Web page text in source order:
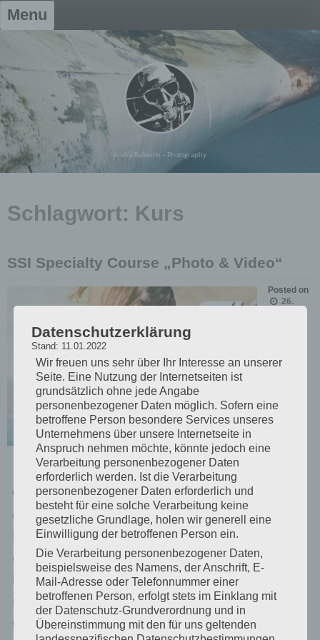
Skip
Menu
André Ballentin – Photography
Schlagwort: Kurs
SSI Specialty Course „Photo & Video“
Posted on
26.
SSI
&
Video
Progr
vermittelt das notwendige Wissen und die
erforderlichen Fertigkeiten, um mit einer
Unterwasserkamera zu tauchen und diese
ordnungsgemäß zu verwenden, pflegen und zu
lagern. Wir wollen Dir helfen, Deine
unglaublichen Unterwassererlebnisse
erfolgreich einzufangen. Du erhältst die SSI…
Datenschutzerklärung
Stand: 11.01.2022
Wir freuen uns sehr über Ihr Interesse an unserer
Seite. Eine Nutzung der Internetseiten ist
grundsätzlich ohne jede Angabe
personenbezogener Daten möglich. Sofern eine
betroffene Person besondere Services unseres
Unternehmens über unsere Internetseite in
Anspruch nehmen möchte, könnte jedoch eine
Verarbeitung personenbezogener Daten
erforderlich werden. Ist die Verarbeitung
personenbezogener Daten erforderlich und
besteht für eine solche Verarbeitung keine
gesetzliche Grundlage, holen wir generell eine
Einwilligung der betroffenen Person ein.
Die Verarbeitung personenbezogener Daten,
beispielsweise des Namens, der Anschrift, E-
Mail-Adresse oder Telefonnummer einer
betroffenen Person, erfolgt stets im Einklang mit
der Datenschutz-Grundverordnung und in
Übereinstimmung mit den für uns geltenden